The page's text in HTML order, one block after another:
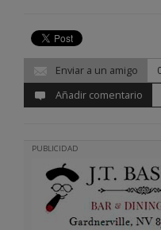
Enviar a un amigo
Añadir comentario
PUBLICIDAD